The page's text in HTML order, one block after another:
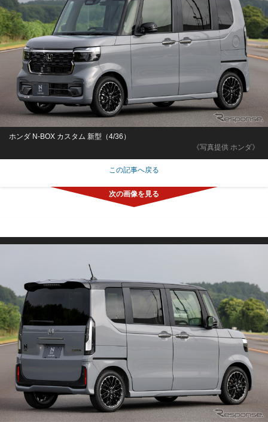
《写真提供 ホンダ》
ホンダ N-BOX カスタム 新型（4/36）
この記事へ戻る